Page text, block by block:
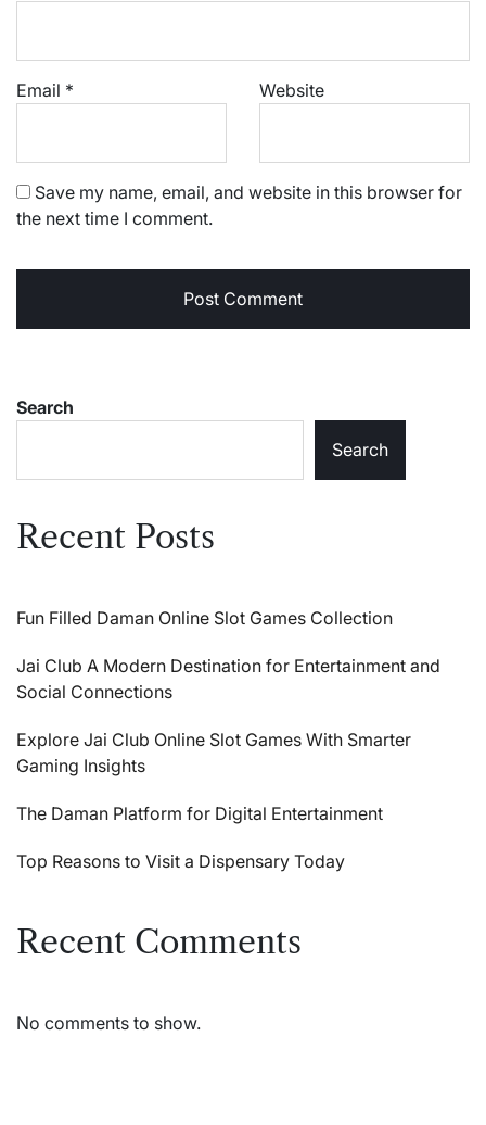
Email * Website
Save my name, email, and website in this browser for
the next time I comment.
Search
Search
Recent Posts
Fun Filled Daman Online Slot Games Collection
Jai Club A Modern Destination for Entertainment and
Social Connections
Explore Jai Club Online Slot Games With Smarter
Gaming Insights
The Daman Platform for Digital Entertainment
Top Reasons to Visit a Dispensary Today
Recent Comments
No comments to show.